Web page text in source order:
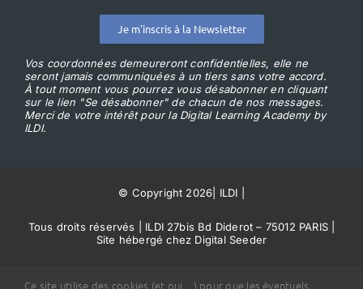
Je m'inscris à la Newsletter
Vos coordonnées demeureront confidentielles, elle ne
seront jamais communiquées à un tiers sans votre accord.
À tout moment vous pourrez vous désabonner en cliquant
sur le lien "Se désabonner" de chacun de nos messages.
Merci de votre intérêt pour la Digital Learning Academy by
ILDI.
© Copyright 2026 ILDI
Tous droits réservés | ILDI 27bis Bd Diderot – 75012 PARIS |
Site hébergé chez Digital Seeder
Ce site utilise des cookies (et oui…) pour que les éventuels